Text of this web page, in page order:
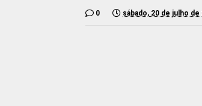
0 sábado, 20 de julho de